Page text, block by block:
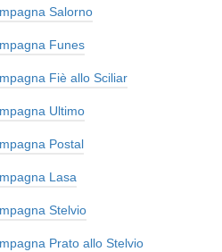
Salorno
Funes
Fiè allo Sciliar
Ultimo
Postal
Lasa
Stelvio
Prato allo Stelvio